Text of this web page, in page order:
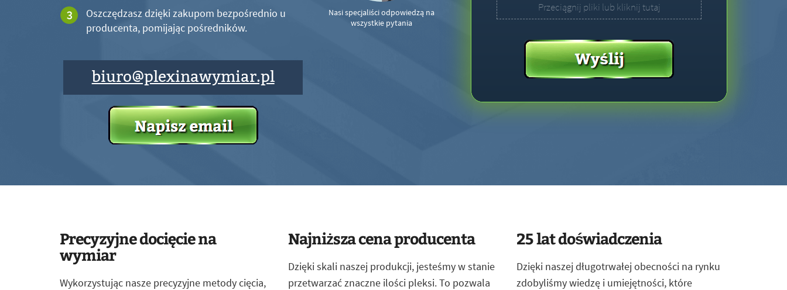
Oszczędzasz dzięki zakupom bezpośrednio u
producenta, pomijając pośredników.
biuro@plexinawymiar.pl
Nasi specjaliści odpowiedzą na
wszystkie pytania
Przeciągnij pliki lub kliknij tutaj
Precyzyjne docięcie na
wymiar
Wykorzystując nasze precyzyjne metody cięcia,
Najniższa cena producenta
Dzięki skali naszej produkcji, jesteśmy w stanie
przetwarzać znaczne ilości pleksi. To pozwala
25 lat doświadczenia
Dzięki naszej długotrwałej obecności na rynku
zdobyliśmy wiedzę i umiejętności, które